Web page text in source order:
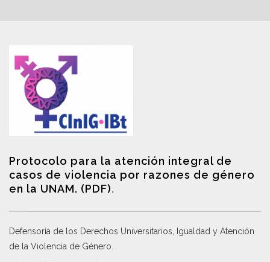
Protocolo para la atención integral de
casos de violencia por razones de género
en la UNAM. (PDF).
Defensoría de los Derechos Universitarios, Igualdad y Atención
de la Violencia de Género